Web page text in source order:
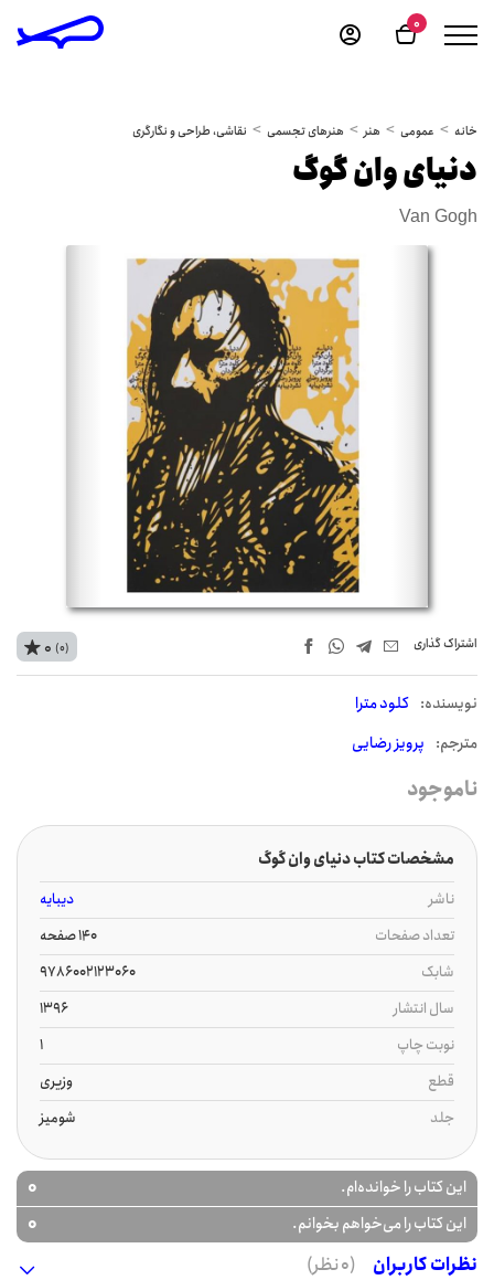
0
خانه عمومی هنر هنرهای تجسمی نقاشی، طراحی و نگارگری
دنیای وان گوگ
Van Gogh
اشتراک‌ گذاری
نويسنده: کلود مترا
مترجم: پرویز رضایی
0 (0)
ناموجود
مشخصات کتاب دنیای وان گوگ
ناشر
دیبایه
تعداد صفحات
140 صفحه
شابک
9786002123060
سال انتشار
1396
نوبت چاپ
1
قطع
وزیری
جلد
شومیز
این کتاب را خوانده‌ام. 0
این کتاب را می‌خواهم بخوانم.
0
نظرات کاربران
(0 نظر)